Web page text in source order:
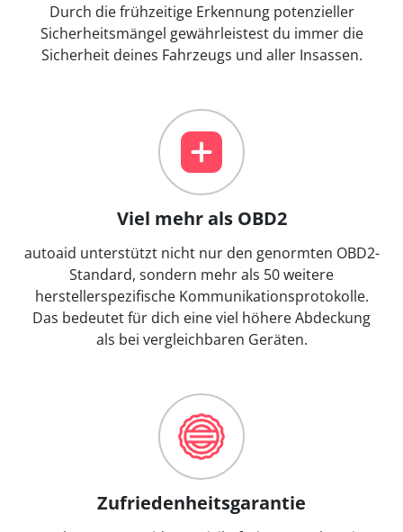
Durch die frühzeitige Erkennung potenzieller
Sicherheitsmängel gewährleistest du immer die
Sicherheit deines Fahrzeugs und aller Insassen.
Viel mehr als OBD2
autoaid unterstützt nicht nur den genormten OBD2-
Standard, sondern mehr als 50 weitere
herstellerspezifische Kommunikationsprotokolle.
Das bedeutet für dich eine viel höhere Abdeckung
als bei vergleichbaren Geräten.
Zufriedenheitsgarantie